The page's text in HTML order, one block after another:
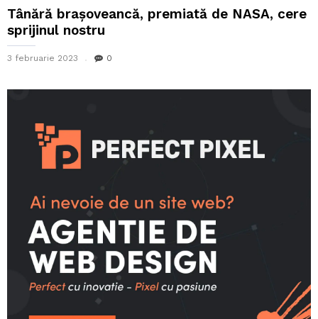
Tânără brașoveancă, premiată de NASA, cere
sprijinul nostru
3 februarie 2023 0